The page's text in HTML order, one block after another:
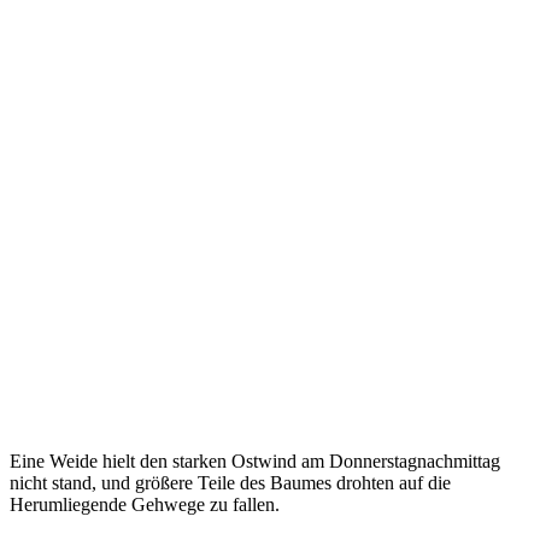
Eine Weide hielt den starken Ostwind am Donnerstagnachmittag
nicht stand, und größere Teile des Baumes drohten auf die
Herumliegende Gehwege zu fallen.